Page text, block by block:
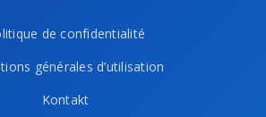
de confidentialité
générales d’utilisation
Kontakt